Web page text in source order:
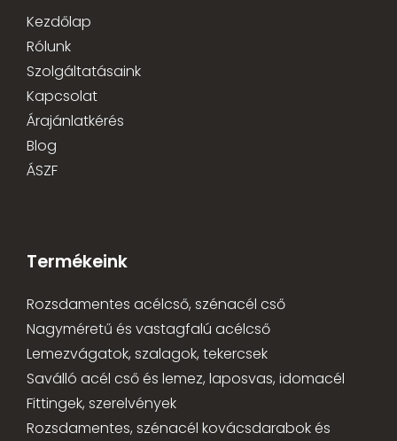
Kezdőlap
Rólunk
Szolgáltatásaink
Kapcsolat
Árajánlatkérés
Blog
ÁSZF
Termékeink
Rozsdamentes acélcső, szénacél cső
Nagyméretű és vastagfalú acélcső
Lemezvágatok, szalagok, tekercsek
Saválló acél cső és lemez, laposvas, idomacél
Fittingek, szerelvények
Rozsdamentes, szénacél kovácsdarabok és